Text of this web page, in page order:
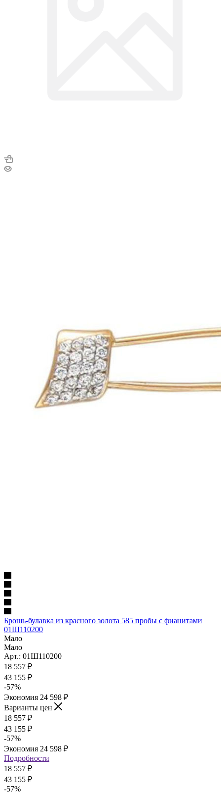
Брошь-булавка из красного золота 585 пробы с фианитами
01Ш110200
Мало
Мало
Арт.: 01Ш110200
18 557 ₽
43 155 ₽
-57%
Экономия 24 598 ₽
Варианты цен
18 557 ₽
43 155 ₽
-57%
Экономия 24 598 ₽
Подробности
18 557 ₽
43 155 ₽
-57%